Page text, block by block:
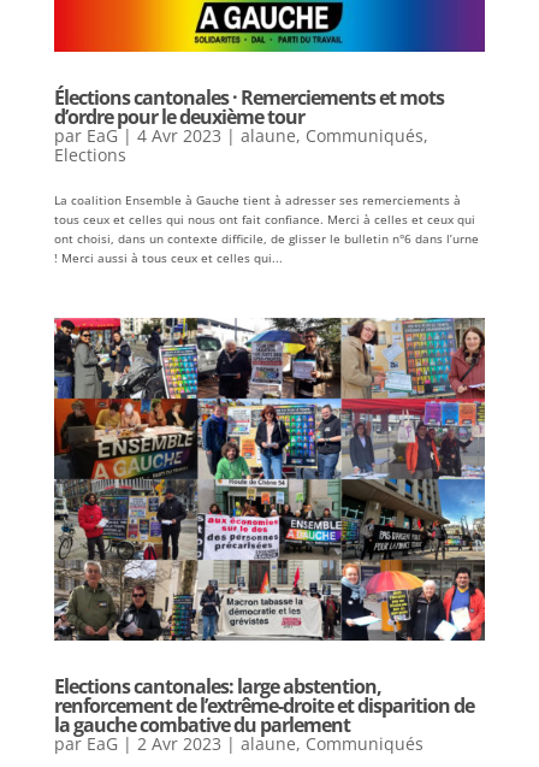
Élections cantonales · Remerciements et mots
d’ordre pour le deuxième tour
par EaG| 4 Avr 2023 | alaune, Communiqués,
Elections
La coalition Ensemble à Gauche tient à adresser ses remerciements à
tous ceux et celles qui nous ont fait confiance. Merci à celles et ceux qui
ont choisi, dans un contexte difficile, de glisser le bulletin n°6 dans l’urne
! Merci aussi à tous ceux et celles qui...
Elections cantonales: large abstention,
renforcement de l’extrême-droite et disparition de
la gauche combative du parlement
par EaG | 2 Avr 2023 | alaune, Communiqués